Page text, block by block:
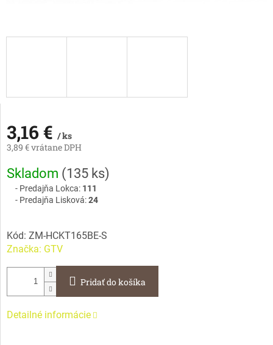
3,16 € / ks
3,89 € vrátane DPH
Jednotková
cena:
Skladom (135 ks)
Predajňa Lokca: 111
Predajňa Lisková:24
Kód: ZM-HCKT165BE-S
Značka: GTV
Pridať do košíka
Detailné informácie